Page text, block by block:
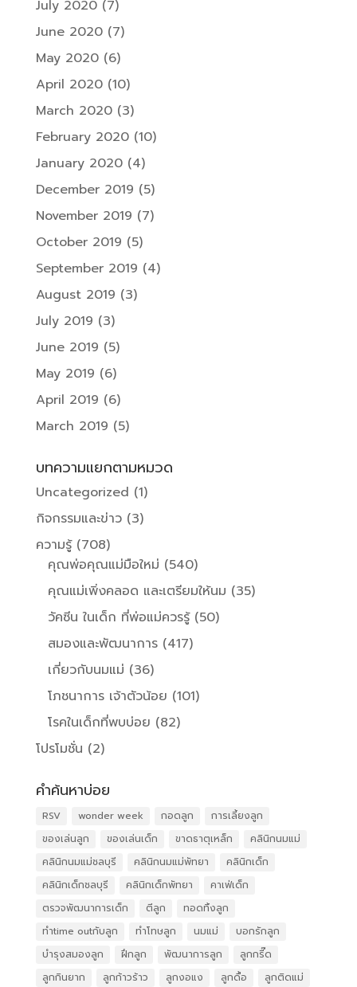
July 2020(7)
June 2020(7)
May 2020(6)
April 2020(10)
March 2020(3)
February 2020(10)
January 2020(4)
December 2019 (5)
November 2019 (7)
October 2019 (5)
September 2019 (4)
August 2019 (3)
July 2019 (3)
June 2019 (5)
May 2019 (6)
April 2019 (6)
March 2019 (5)
บทความแยกตามหมวด
Uncategorized (1)
กิจกรรมและข่าว(3)
ความรู้(708)
คุณพ่อคุณแม่มือใหม่ (540)
คุณแม่เพิ่งคลอด และเตรียมให้นม (35)
วัคซีน ในเด็ก ที่พ่อแม่ควรรู้(50)
สมองและพัฒนาการ(417)
เกี่ยวกับนมแม่ (36)
โภชนาการ เจ้าตัวน้อย (101)
โรคในเด็กที่พบบ่อย (82)
โปรโมชั่น (2)
คำค้นหาบ่อย
RSV wonder week กอดลูก
การเลี้ยงลูก
ของเล่นลูก
ของเล่นเด็ก ขาดธาตุเหล็ก
คลินิกนมแม่
คลินิกนมแม่ชลบุรี
คลินิกนมแม่พัทยา
คลินิกเด็ก
คลินิกเด็กชลบุรี
คลินิกเด็กพัทยา
คาเฟ่เด็ก
ตรวจพัฒนาการเด็ก
ตีลูก
ทอดทิ้งลูก
ทำtime outกับลูก
ทำโทษลูก นมแม่
บอกรักลูก
บำรุงสมองลูก
ฝึกลูก พัฒนาการลูก
ลูกกรี๊ด
ลูกกินยาก
ลูกก้าวร้าว ลูกงอแง ลูกดื้อ ลูกติดแม่